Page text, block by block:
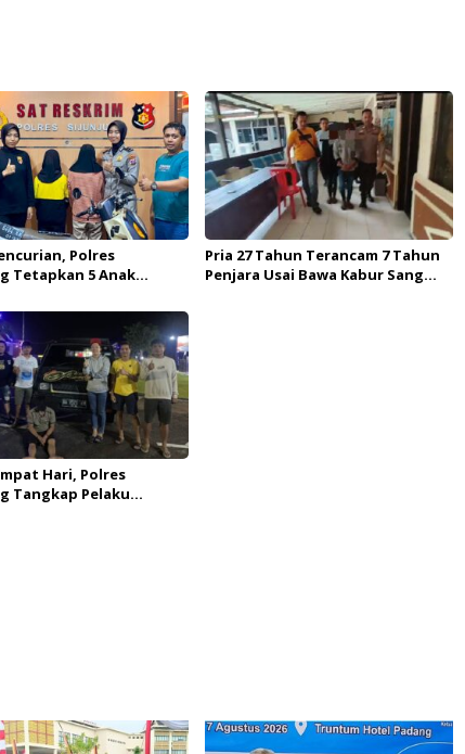
Polres
Tetapkan 5 Anak
Pria 27 Tahun Terancam 7 Tahun
Penjara Usai Bawa Kabur Sang
Hari, Polres
Tangkap Pelaku